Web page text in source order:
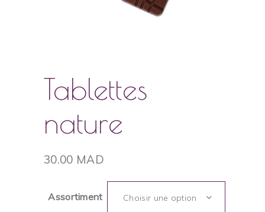
Tablettes
nature
30.00 MAD
Assortiment Choisir une option